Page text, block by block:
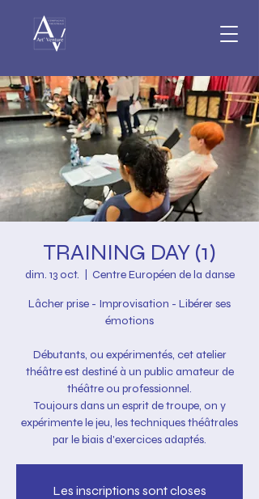
TRAINING DAY (1)
dim. 13 oct. Centre Européen de la danse
Lâcher prise - Improvisation - Libérer ses
émotions
Débutants, ou expérimentés, cet atelier
théâtre est destiné à un public amateur de
théâtre ou professionnel.
Toujours dans un esprit de troupe, on y
expérimente le jeu, les techniques théâtrales
par le biais d'exercices adaptés.
Les inscriptions sont closes